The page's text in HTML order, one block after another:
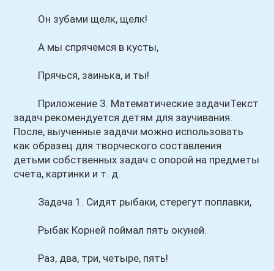
Он зубами щелк, щелк!
А мы спрячемся в кусты,
Прячься, заинька, и ты!
Приложение 3. Математические задачиТекст
задач рекомендуется детям для заучивания.
После, выученные задачи можно использовать
как образец для творческого составления
детьми собственных задач с опорой на предметы
счета, картинки и т. д.
Задача 1. Сидят рыбаки, стерегут поплавки,
Рыбак Корней поймал пять окуней.
Раз, два, три, четыре, пять!